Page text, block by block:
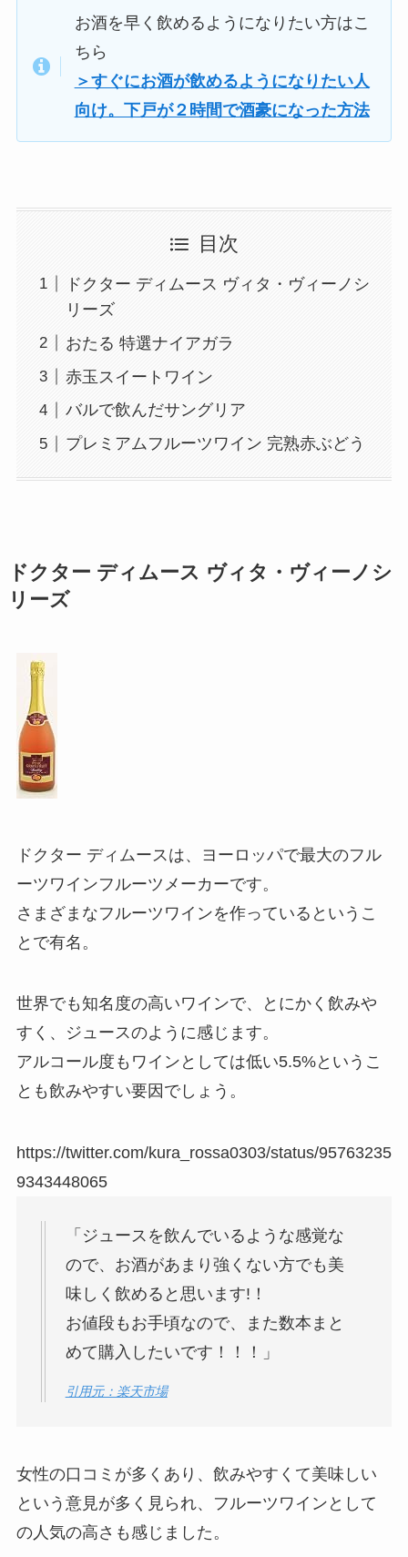
お酒を早く飲めるようになりたい方はこ
ちら
＞すぐにお酒が飲めるようになりたい人
向け。下戸が２時間で酒豪になった方法
目次
ドクター ディムース ヴィタ・ヴィーノシ
リーズ
おたる 特選ナイアガラ
赤玉スイートワイン
バルで飲んだサングリア
プレミアムフルーツワイン 完熟赤ぶどう
ドクター ディムース ヴィタ・ヴィーノシ
リーズ
ドクター ディムースは、ヨーロッパで最大のフル
ーツワインフルーツメーカーです。
さまざまなフルーツワインを作っているというこ
とで有名。
世界でも知名度の高いワインで、とにかく飲みや
すく、ジュースのように感じます。
アルコール度もワインとしては低い5.5%というこ
とも飲みやすい要因でしょう。
https://twitter.com/kura_rossa0303/status/95763235
9343448065
「ジュースを飲んでいるような感覚な
ので、お酒があまり強くない方でも美
味しく飲めると思います!！
お値段もお手頃なので、また数本まと
めて購入したいです！！！」
引用元：楽天市場
女性の口コミが多くあり、飲みやすくて美味しい
という意見が多く見られ、フルーツワインとして
の人気の高さも感じました。